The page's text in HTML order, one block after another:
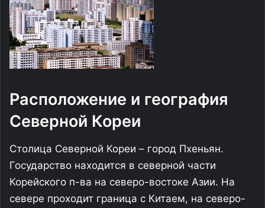
Расположение и география
Северной Кореи
Столица Северной Кореи – город Пхеньян.
Государство находится в северной части
Корейского п-ва на северо-востоке Азии. На
севере проходит граница с Китаем, на северо-